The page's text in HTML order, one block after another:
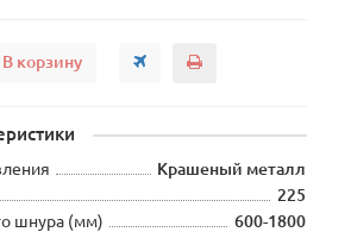
В корзину
Крашеный металл
225
шнура (мм)
600-1800